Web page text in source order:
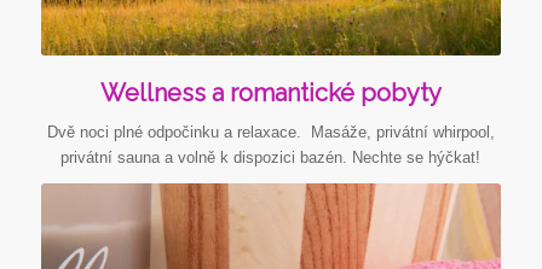
Wellness a romantické pobyty
Dvě noci plné odpočinku a relaxace. Masáže, privátní whirpool,
privátní sauna a volně k dispozici bazén. Nechte se hýčkat!